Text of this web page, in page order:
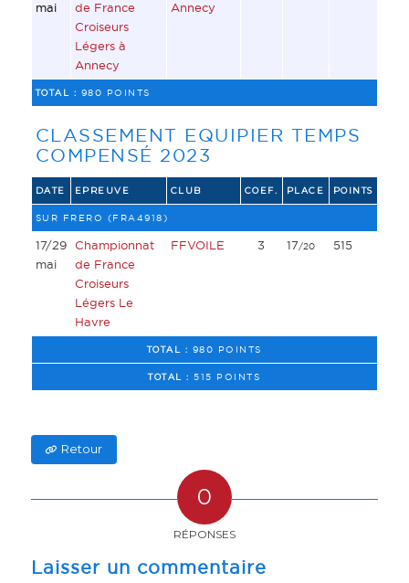
mai
de France
Croiseurs
Légers à
Annecy
Annecy
TOTAL : 980 POINTS
CLASSEMENT EQUIPIER TEMPS
COMPENSÉ 2023
DATE EPREUVE CLUB COEF. PLACE POINTS
SUR FRERO (FRA4918)
17/29
mai
Championnat
de France
Croiseurs
Légers Le
Havre
FFVOILE 3 17/20 515
TOTAL : 980 POINTS
TOTAL :515 POINTS
Retour
0
RÉPONSES
Laisser un commentaire